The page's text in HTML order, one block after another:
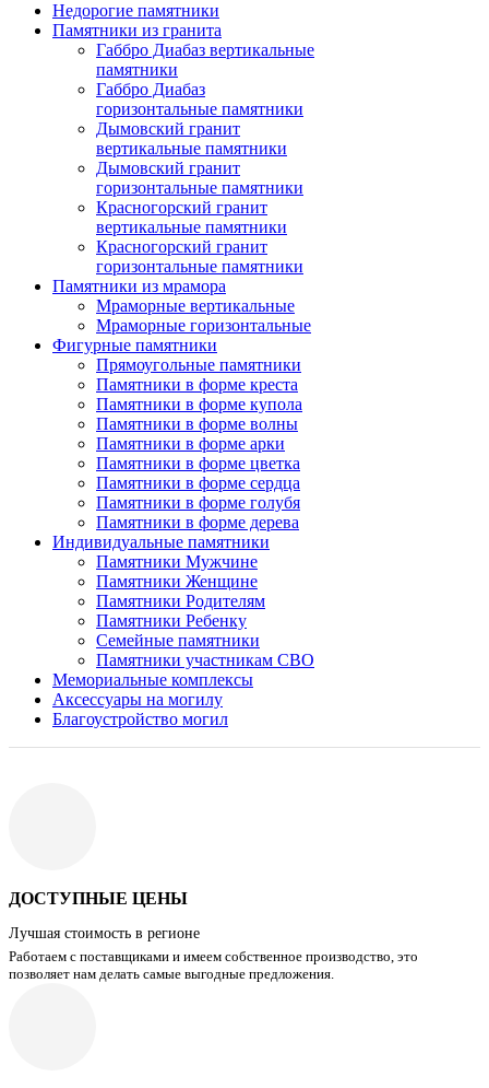
Недорогие памятники
Памятники из гранита
Габбро Диабаз вертикальные
памятники
Габбро Диабаз
горизонтальные памятники
Дымовский гранит
вертикальные памятники
Дымовский гранит
горизонтальные памятники
Красногорский гранит
вертикальные памятники
Красногорский гранит
горизонтальные памятники
Памятники из мрамора
Мраморные вертикальные
Мраморные горизонтальные
Фигурные памятники
Прямоугольные памятники
Памятники в форме креста
Памятники в форме купола
Памятники в форме волны
Памятники в форме арки
Памятники в форме цветка
Памятники в форме сердца
Памятники в форме голубя
Памятники в форме дерева
Индивидуальные памятники
Памятники Мужчине
Памятники Женщине
Памятники Родителям
Памятники Ребенку
Семейные памятники
Памятники участникам СВО
Мемориальные комплексы
Аксессуары на могилу
Благоустройство могил
ДОСТУПНЫЕ ЦЕНЫ
Лучшая стоимость в регионе
Работаем с поставщиками и имеем собственное производство, это
позволяет нам делать самые выгодные предложения.